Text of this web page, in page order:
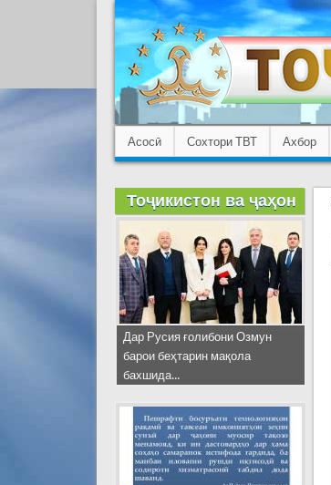
Асосӣ Сохтори ТВТ Ахбор
Тоҷикистон ва ҷаҳон
Дар Русия ғолибони Озмун
барои беҳтарин мақола
бахшида...